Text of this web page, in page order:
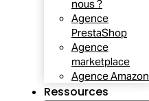
nous ?
Agence
PrestaShop
Agence
marketplace
Agence Amazon
Ressources